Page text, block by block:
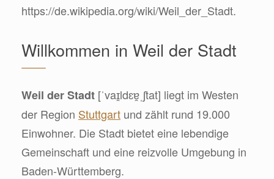
https://de.wikipedia.org/wiki/Weil_der_Stadt.
Willkommen in Weil der Stadt
Weil der Stadt [ˈvaɪ̯ldɛɐ̯​ˌʃtat] liegt im Westen
der Region Stuttgart und zählt rund 19.000
Einwohner. Die Stadt bietet eine lebendige
Gemeinschaft und eine reizvolle Umgebung in
Baden-Württemberg.